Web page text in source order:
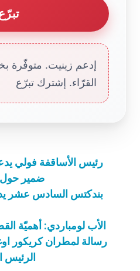
إدعم زينيت. متوفّرة
القرّاء. إشترك تبرّع
رئيس الأساقفة فولي
ضمير حول
بندكتس السادس عشر
الأب لومباردي: أهميّة
رسالة لمطران كريكور
الرئيس